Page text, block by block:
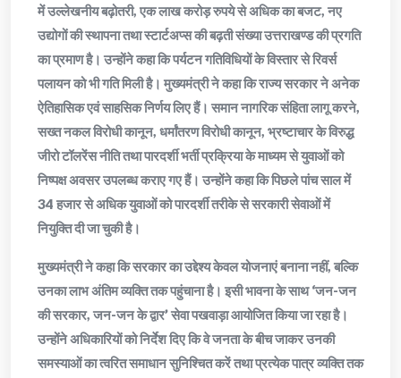
में उल्लेखनीय बढ़ोतरी, एक लाख करोड़ रुपये से अधिक का बजट, नए
उद्योगों की स्थापना तथा स्टार्टअप्स की बढ़ती संख्या उत्तराखण्ड की प्रगति
का प्रमाण है। उन्होंने कहा कि पर्यटन गतिविधियों के विस्तार से रिवर्स
पलायन को भी गति मिली है। मुख्यमंत्री ने कहा कि राज्य सरकार ने अनेक
ऐतिहासिक एवं साहसिक निर्णय लिए हैं। समान नागरिक संहिता लागू करने,
सख्त नकल विरोधी कानून, धर्मांतरण विरोधी कानून, भ्रष्टाचार के विरुद्ध
जीरो टॉलरेंस नीति तथा पारदर्शी भर्ती प्रक्रिया के माध्यम से युवाओं को
निष्पक्ष अवसर उपलब्ध कराए गए हैं। उन्होंने कहा कि पिछले पांच साल में
34 हजार से अधिक युवाओं को पारदर्शी तरीके से सरकारी सेवाओं में
नियुक्ति दी जा चुकी है।
मुख्यमंत्री ने कहा कि सरकार का उद्देश्य केवल योजनाएं बनाना नहीं, बल्कि
उनका लाभ अंतिम व्यक्ति तक पहुंचाना है। इसी भावना के साथ ‘जन-जन
की सरकार, जन-जन के द्वार’ सेवा पखवाड़ा आयोजित किया जा रहा है।
उन्होंने अधिकारियों को निर्देश दिए कि वे जनता के बीच जाकर उनकी
समस्याओं का त्वरित समाधान सुनिश्चित करें तथा प्रत्येक पात्र व्यक्ति तक